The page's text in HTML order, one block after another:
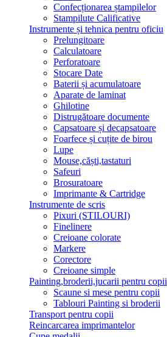
Confecționarea ștampilelor
Stampilute Calificative
Instrumente și tehnica pentru oficiu
Prelungitoare
Calculatoare
Perforatoare
Stocare Date
Baterii și acumulatoare
Aparate de laminat
Ghilotine
Distrugătoare documente
Capsatoare și decapsatoare
Foarfece și cuțite de birou
Lupe
Mouse,căști,tastaturi
Safeuri
Brosuratoare
Imprimante & Cartridge
Instrumente de scris
Pixuri (STILOURI)
Finelinere
Creioane colorate
Markere
Corectore
Creioane simple
Painting,broderii,jucarii pentru copii
Scaune si mese pentru copii
Tablouri Painting si broderii
Transport pentru copii
Reincarcarea imprimantelor